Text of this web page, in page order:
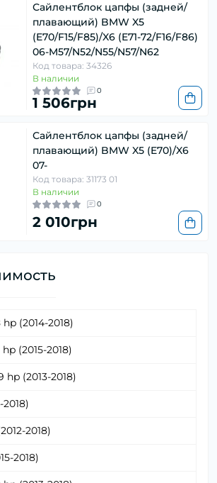
Сайлентблок цапфы (задней/
плавающий) BMW X5
(E70/F15/F85)/X6 (E71-72/F16/F86)
06-M57/N52/N55/N57/N62
Код товара: 34326
В наличии
0
1 506грн
Сайлентблок цапфы (задней/
плавающий) BMW X5 (E70)/X6
07-
Код товара: 31173 01
В наличии
0
2 010грн
(2014-2018)
(2015-2018)
hp (2013-2018)
2018)
2018)